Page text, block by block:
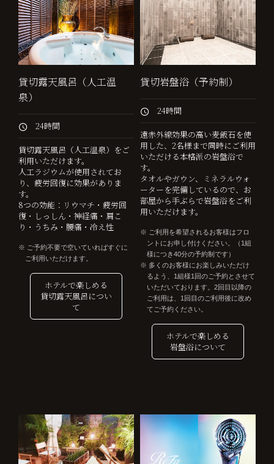
貸切露天風呂（人工温
泉）
24時間
貸切露天風呂（人工温泉）をご
利用いただけます。
人工ラジウムが使用されてお
り、疲労回復に効果がありま
す。
8つの効能：リウマチ・疲労回
復・しっしん・神経痛・肩こ
り・うちみ・腰痛・冷え性
ご予約不要で空いていればすぐに
ご利用いただけます。
ホテルで楽しめる
貸切露天風呂につい
て
貸切岩盤浴（予約制）
24時間
遠赤外線効果の高い麦飯石を使
用した、2名様まで同時にご利用
いただける本格派の岩盤浴で
す。
タオルやガウン、ミネラルウォ
ーターを完備しているので、お
部屋から手ぶらで岩盤浴をご利
用いただけます。
ご利用を希望されるお客様はフロ
ントにお申し付けください。（1組
様につき40分の予約制です）
多くのお客様にお楽しみいただけ
るよう、1組様1回のご予約とさせて
いただいております。2回目以降の
ご利用は、1回目のご利用後に改め
てご予約ください。
ホテルで楽しめる
岩盤浴について